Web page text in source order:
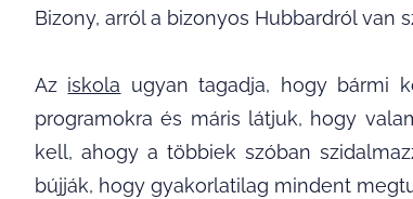
Bizony, arról a bizonyos Hubbardról van
Az iskola ugyan tagadja, hogy bármi
programokra és máris látjuk, hogy
kell, ahogy a többiek szóban
bújják, hogy gyakorlatilag mindent